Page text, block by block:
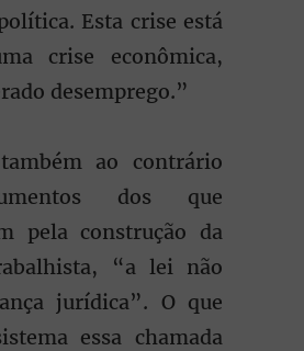
Esta crise está
crise econômica,
desemprego.”
ao contrário
dos que
pela construção da
“a lei não
jurídica”. O que
essa chamada